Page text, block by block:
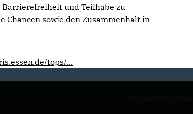
und Teilhabe zu
Chancen sowie den Zusammenhalt in
tops/...